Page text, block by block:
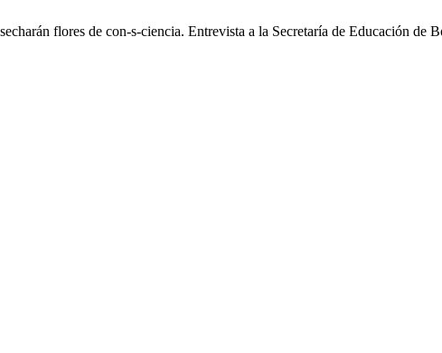
flores de con-s-ciencia. Entrevista a la Secretaría de Educación de